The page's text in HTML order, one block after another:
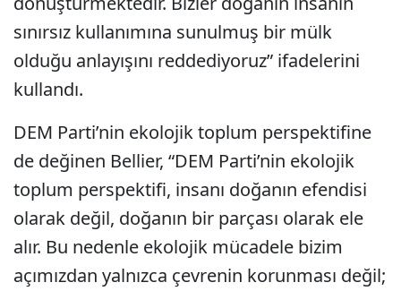
sınırsız kullanımına sunulmuş bir mülk
olduğu anlayışını reddediyoruz” ifadelerini
kullandı.
DEM Parti’nin ekolojik toplum perspektifine
de değinen Bellier, “DEM Parti’nin ekolojik
toplum perspektifi, insanı doğanın efendisi
olarak değil, doğanın bir parçası olarak ele
alır. Bu nedenle ekolojik mücadele bizim
açımızdan yalnızca çevrenin korunması değil;